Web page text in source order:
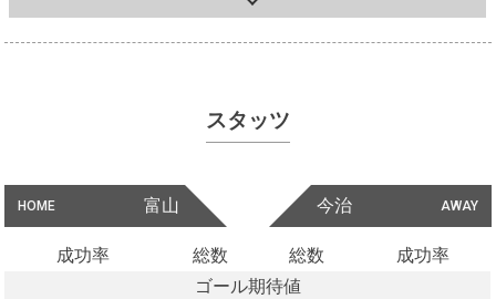
スタッツ
HOME 富山 AWAY
今治
成功率 総数 総数
成功率
ゴール期待値